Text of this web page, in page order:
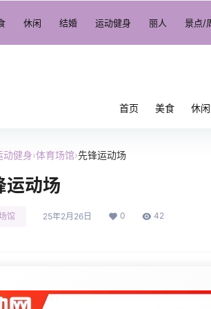
休闲 结婚 运动健身 丽人 景点/
首页 美食 休闲
动健身›体育场馆›先锋运动场
运动场
馆 25年2月26日 0 42